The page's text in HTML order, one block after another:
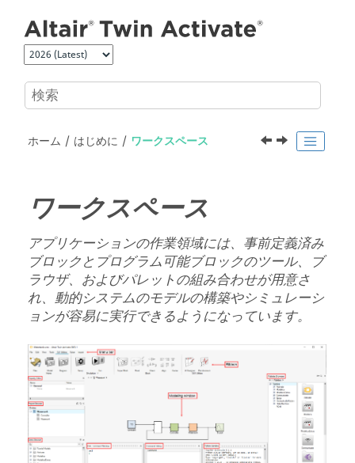
ホーム はじめに ワークスペース
ワークスペース
アプリケーションの作業領域には、事前定義済み
ブロックとプログラム可能ブロックのツール、ブ
ラウザ、およびパレットの組み合わせが用意さ
れ、動的システムのモデルの構築やシミュレーシ
ョンが容易に実行できるようになっています。